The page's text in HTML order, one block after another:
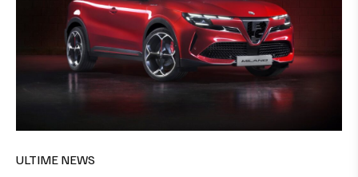
ULTIME NEWS